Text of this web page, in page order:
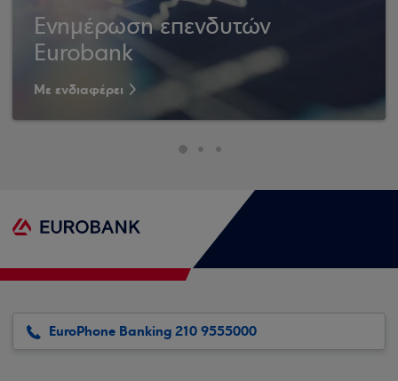
Ενημέρωση επενδυτών
Eurobank
Με ενδιαφέρει
EuroPhone Banking 210 9555000